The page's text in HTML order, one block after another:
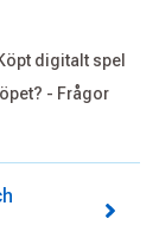
digitalt spel
- Frågor